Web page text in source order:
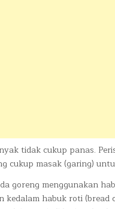
tidak cukup panas.
cukup masak (garing)
goreng menggunakan
kedalam habuk roti (bread